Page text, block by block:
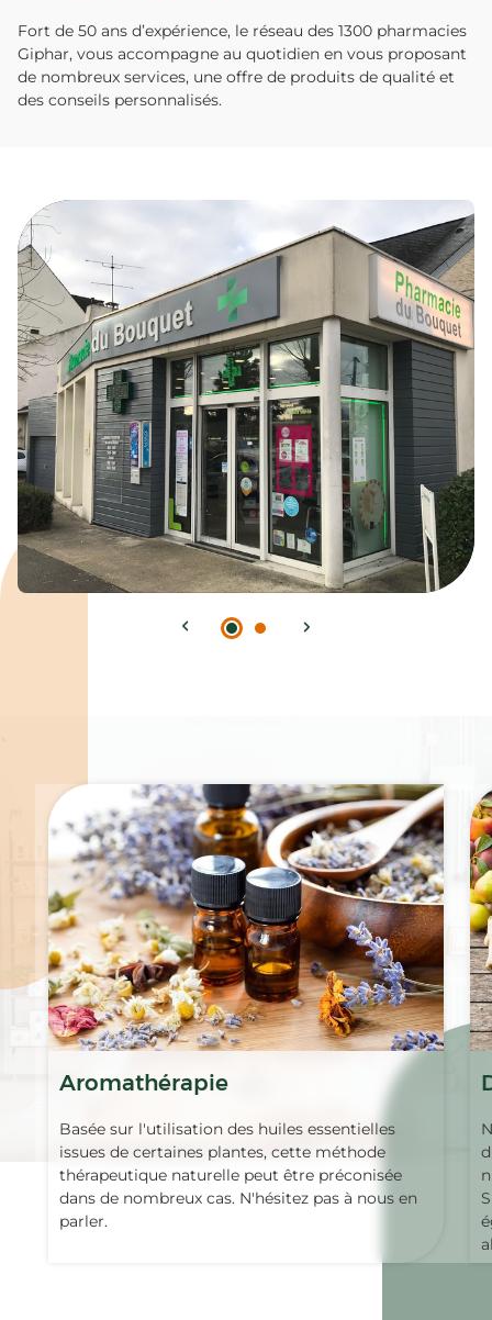
Fort de 50 ans d’expérience, le réseau des 1300 pharmacies
Giphar, vous accompagne au quotidien en vous proposant
de nombreux services, une offre de produits de qualité et
des conseils personnalisés.
Aromathérapie
Basée sur l'utilisation des huiles essentielles
issues de certaines plantes, cette méthode
thérapeutique naturelle peut être préconisée
dans de nombreux cas. N'hésitez pas à nous en
parler.